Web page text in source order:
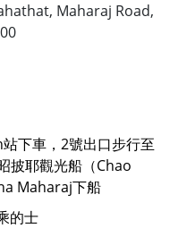
Maharaj Road,
下車，2號出口步行至
披耶觀光船（Chao
Maharaj下船
的士